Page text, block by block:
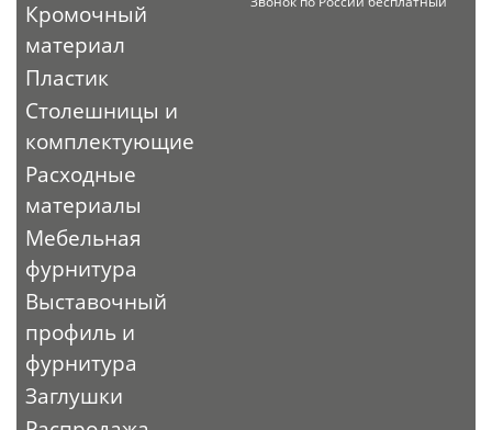
Кромочный
материал
Пластик
Столешницы и
комплектующие
Расходные
материалы
Мебельная
фурнитура
Выставочный
профиль и
фурнитура
Заглушки